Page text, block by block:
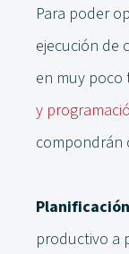
Para poder
ejecución de
en muy poco
y
compondrán
productivo a